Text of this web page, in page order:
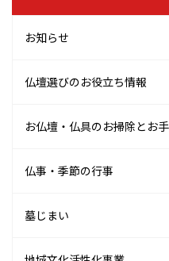
お知らせ
仏壇選びのお役立ち情報
お仏壇・仏具のお掃除とお
仏事・季節の行事
墓じまい